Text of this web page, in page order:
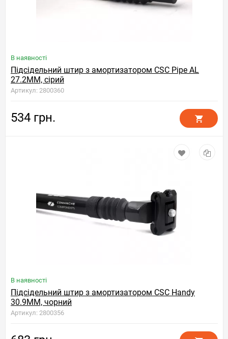
В наявності
Підсідельний штир з амортизатором CSC Pipe AL
27.2MM, сірий
Артикул: 2800360
534 грн.
В наявності
Підсідельний штир з амортизатором CSC Handy
30.9MM, чорний
Артикул: 2800356